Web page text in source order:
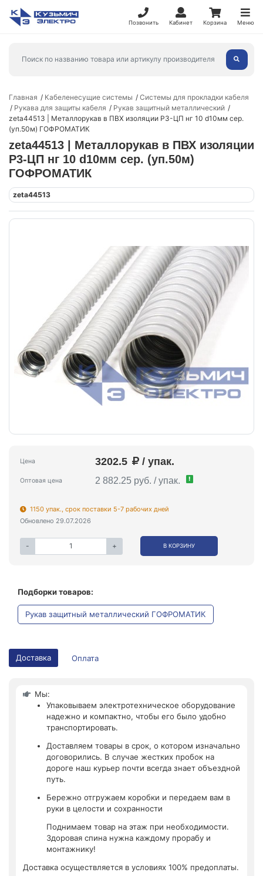
Позвонить Кабинет Корзина Меню
Главная Кабеленесущие системы
Системы для прокладки кабеля
Рукава для защиты кабеля
Рукав защитный металлический
zeta44513 | Металлорукав в ПВХ изоляции Р3-ЦП нг 10 d10мм сер.
(уп.50м) ГОФРОМАТИК
zeta44513 | Металлорукав в ПВХ изоляции
Р3-ЦП нг 10 d10мм сер. (уп.50м)
ГОФРОМАТИК
zeta44513
Цена 3202.5 / упак.
Оптовая цена 2 882.25 руб. / упак. !
1150 упак., срок поставки 5-7 рабочих дней
Обновлено 29.07.2026
- + В КОРЗИНУ
Подборки товаров:
Рукав защитный металлический ГОФРОМАТИК
Доставка Оплата
Мы:
Упаковываем электротехническое оборудование
надежно и компактно, чтобы его было удобно
транспортировать.
Доставляем товары в срок, о котором изначально
договорились. В случае жестких пробок на
дороге наш курьер почти всегда знает объездной
путь.
Бережно отгружаем коробки и передаем вам в
руки в целости и сохранности
Поднимаем товар на этаж при необходимости.
Здоровая спина нужна каждому прорабу и
монтажнику!
Доставка осуществляется в условиях 100% предоплаты.